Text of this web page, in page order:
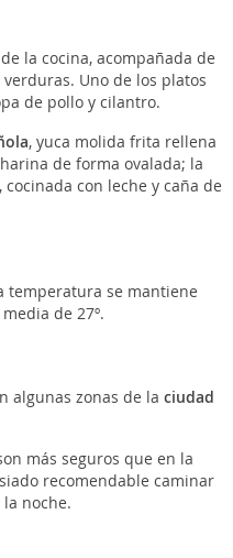
la cocina, acompañada de
Uno de los platos
de pollo y cilantro.
, yuca molida frita rellena
de forma ovalada; la
, cocinada con leche y caña de
temperatura se mantiene
de 27º.
algunas zonas de la ciudad
más seguros que en la
recomendable caminar
noche.